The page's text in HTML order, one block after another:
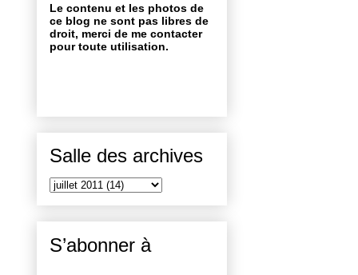
Le contenu et les photos de
ce blog ne sont pas libres de
droit, merci de me contacter
pour toute utilisation.
Salle des archives
S’abonner à